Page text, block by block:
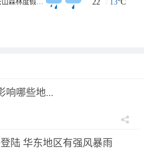
翠云山森林度假景区 22 / 13°C
响哪些地...
陆 华东地区有强风暴雨